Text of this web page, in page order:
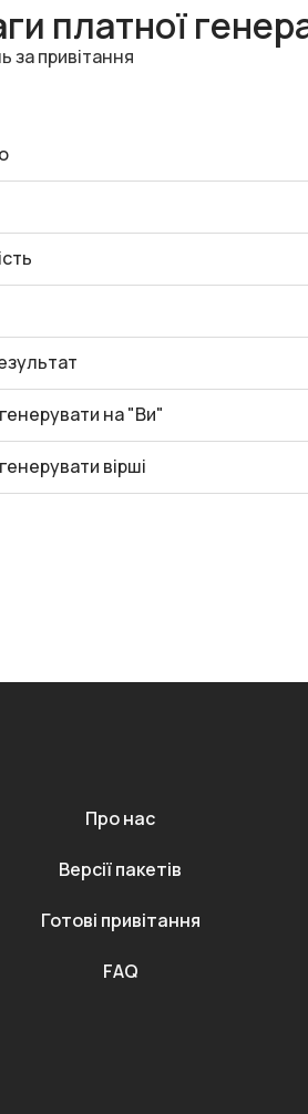
платної
за привітання
на "Ви"
вірші
Про нас
Версії пакетів
Готові привітання
FAQ